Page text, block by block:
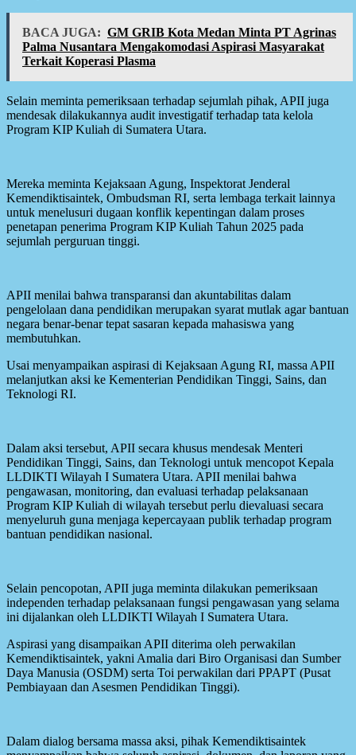
BACA JUGA: GM GRIB Kota Medan Minta PT Agrinas
Palma Nusantara Mengakomodasi Aspirasi Masyarakat
Terkait Koperasi Plasma
Selain meminta pemeriksaan terhadap sejumlah pihak, APII juga
mendesak dilakukannya audit investigatif terhadap tata kelola
Program KIP Kuliah di Sumatera Utara.
Mereka meminta Kejaksaan Agung, Inspektorat Jenderal
Kemendiktisaintek, Ombudsman RI, serta lembaga terkait lainnya
untuk menelusuri dugaan konflik kepentingan dalam proses
penetapan penerima Program KIP Kuliah Tahun 2025 pada
sejumlah perguruan tinggi.
APII menilai bahwa transparansi dan akuntabilitas dalam
pengelolaan dana pendidikan merupakan syarat mutlak agar bantuan
negara benar-benar tepat sasaran kepada mahasiswa yang
membutuhkan.
Usai menyampaikan aspirasi di Kejaksaan Agung RI, massa APII
melanjutkan aksi ke Kementerian Pendidikan Tinggi, Sains, dan
Teknologi RI.
Dalam aksi tersebut, APII secara khusus mendesak Menteri
Pendidikan Tinggi, Sains, dan Teknologi untuk mencopot Kepala
LLDIKTI Wilayah I Sumatera Utara. APII menilai bahwa
pengawasan, monitoring, dan evaluasi terhadap pelaksanaan
Program KIP Kuliah di wilayah tersebut perlu dievaluasi secara
menyeluruh guna menjaga kepercayaan publik terhadap program
bantuan pendidikan nasional.
Selain pencopotan, APII juga meminta dilakukan pemeriksaan
independen terhadap pelaksanaan fungsi pengawasan yang selama
ini dijalankan oleh LLDIKTI Wilayah I Sumatera Utara.
Aspirasi yang disampaikan APII diterima oleh perwakilan
Kemendiktisaintek, yakni Amalia dari Biro Organisasi dan Sumber
Daya Manusia (OSDM) serta Toi perwakilan dari PPAPT (Pusat
Pembiayaan dan Asesmen Pendidikan Tinggi).
Dalam dialog bersama massa aksi, pihak Kemendiktisaintek